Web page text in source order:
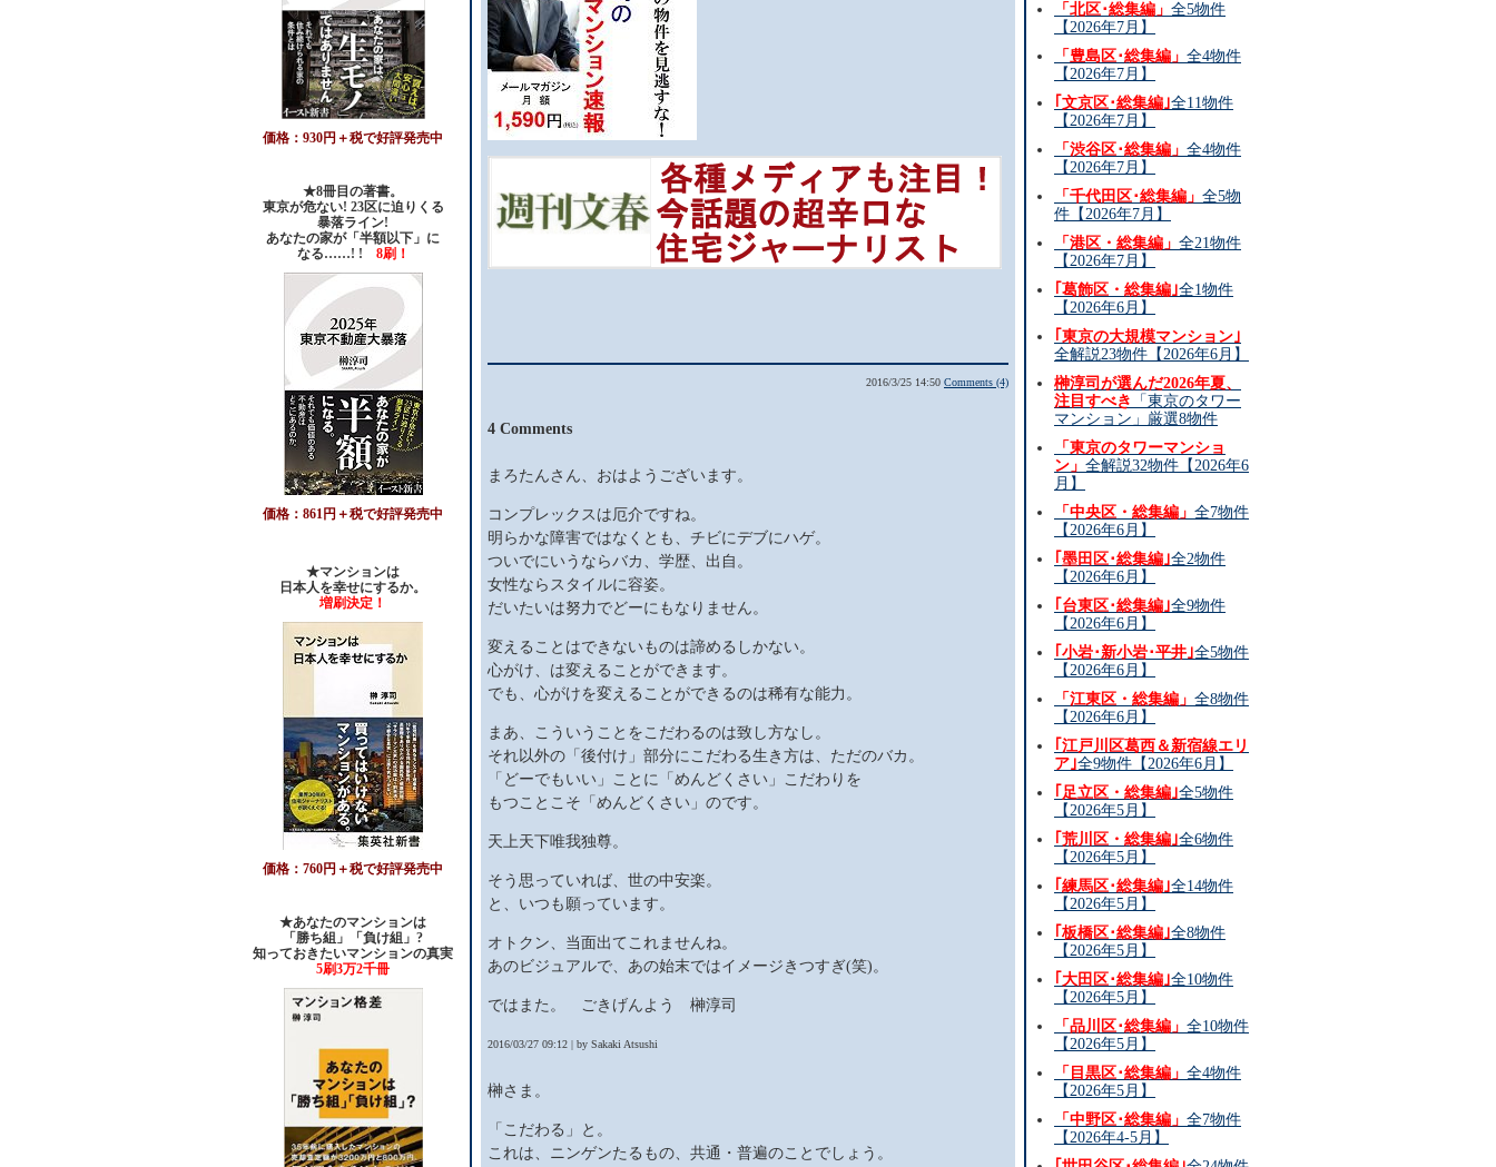
価格：930円＋税で好評発売中
★8冊目の著書。
東京が危ない! 23区に迫りくる
暴落ライン!
あなたの家が「半額以下」に
なる……! ! 8刷！
価格：861円＋税で好評発売中
★マンションは
日本人を幸せにするか。
増刷決定！
価格：760円＋税で好評発売中
★あなたのマンションは
「勝ち組」「負け組」?
知っておきたいマンションの真実
5刷3万2千冊
2016/3/25 14:50 Comments (4)
4 Comments
まろたんさん、おはようございます。
コンプレックスは厄介ですね。
明らかな障害ではなくとも、チビにデブにハゲ。
ついでにいうならバカ、学歴、出自。
女性ならスタイルに容姿。
だいたいは努力でどーにもなりません。
変えることはできないものは諦めるしかない。
心がけ、は変えることができます。
でも、心がけを変えることができるのは稀有な能力。
まあ、こういうことをこだわるのは致し方なし。
それ以外の「後付け」部分にこだわる生き方は、ただのバカ。
「どーでもいい」ことに「めんどくさい」こだわりを
もつことこそ「めんどくさい」のです。
天上天下唯我独尊。
そう思っていれば、世の中安楽。
と、いつも願っています。
オトクン、当面出てこれませんね。
あのビジュアルで、あの始末ではイメージきつすぎ(笑)。
ではまた。 ごきげんよう 榊淳司
2016/03/27 09:12 | by Sakaki Atsushi
榊さま。
「こだわる」と。
これは、ニンゲンたるもの、共通・普遍のことでしょう。
「北区･総集編」 全5物件
【2026年7月】
「豊島区･総集編」 全4物件
【2026年7月】
｢文京区･総集編｣全11物件
【2026年7月】
「渋谷区･総集編」 全4物件
【2026年7月】
「千代田区･総集編」 全5物
件【2026年7月】
「港区・総集編」 全21物件
【2026年7月】
｢葛飾区・総集編｣全1物件
【2026年6月】
｢東京の大規模マンション｣
全解説23物件【2026年6月】
榊淳司が選んだ2026年夏、
注目すべき
「東京のタワー
マンション」厳選8物件
「東京のタワーマンショ
ン」 全解説32物件【2026年6
月】
「中央区・総集編」 全7物件
【2026年6月】
｢墨田区･総集編｣全2物件
【2026年6月】
｢台東区･総集編｣全9物件
【2026年6月】
｢小岩･新小岩･平井｣全5物件
【2026年6月】
「江東区・総集編」 全8物件
【2026年6月】
｢江戸川区葛西＆新宿線エリ
ア｣全9物件【2026年6月】
｢足立区・総集編｣全5物件
【2026年5月】
｢荒川区・総集編｣全6物件
【2026年5月】
｢練馬区･総集編｣全14物件
【2026年5月】
｢板橋区･総集編｣全8物件
【2026年5月】
｢大田区･総集編｣全10物件
【2026年5月】
「品川区･総集編」 全10物件
【2026年5月】
「目黒区･総集編」 全4物件
【2026年5月】
「中野区･総集編」 全7物件
【2026年4-5月】